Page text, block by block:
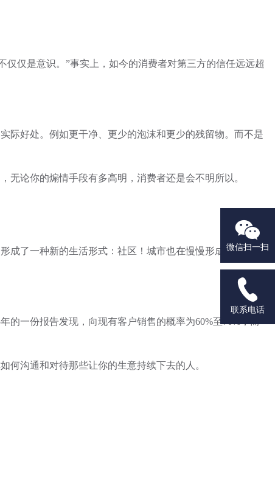
仅是意识。”事实上，如今的消费者对第三方的信任远远超
好处。例如更干净、更少的泡沫和更少的残留物。而不是
论你的煽情手段有多高明，消费者还是会不明所以。
了一种新的生活形式：社区！城市也在慢慢形成工作区和
一份报告发现，向现有客户销售的概率为60%至70%，而
沟通和对待那些让你的生意持续下去的人。

微信扫一扫

联系电话